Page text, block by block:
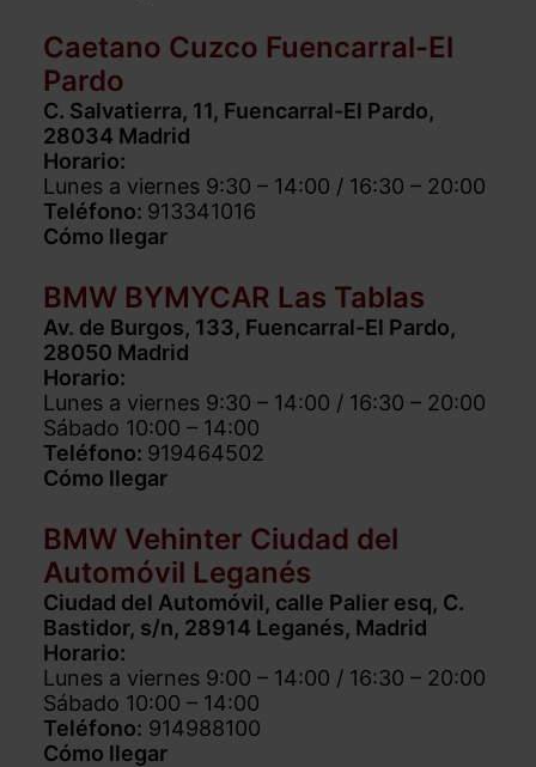
Caetano Cuzco Fuencarral-El
Pardo
C. Salvatierra, 11, Fuencarral-El Pardo,
28034 Madrid
Horario:
Lunes a viernes 9:30 – 14:00 / 16:30 – 20:00
Teléfono: 913341016
Cómo llegar
BMW BYMYCAR Las Tablas
Av. de Burgos, 133, Fuencarral-El Pardo,
28050 Madrid
Horario:
Lunes a viernes 9:30 – 14:00 / 16:30 – 20:00
Sábado 10:00 – 14:00
Teléfono: 919464502
Cómo llegar
BMW Vehinter Ciudad del
Automóvil Leganés
Ciudad del Automóvil, calle Palier esq, C.
Bastidor, s/n, 28914 Leganés, Madrid
Horario:
Lunes a viernes 9:00 – 14:00 / 16:30 – 20:00
Sábado 10:00 – 14:00
Teléfono: 914988100
Cómo llegar